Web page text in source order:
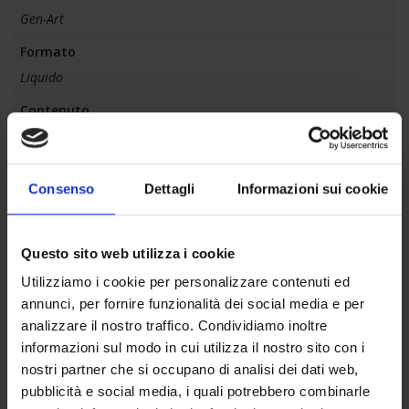
Consenso Dettagli Informazioni sui cookie
Questo sito web utilizza i cookie
Utilizziamo i cookie per personalizzare contenuti ed
annunci, per fornire funzionalità dei social media e per
analizzare il nostro traffico. Condividiamo inoltre
informazioni sul modo in cui utilizza il nostro sito con i
nostri partner che si occupano di analisi dei dati web,
pubblicità e social media, i quali potrebbero combinarle
Gen-Art
Formato
Liquido
Contenuto
500 ml
Confezione
12 pz
Trasparente
Plus
Carbon Removal, Microfilm Technology, Risolve partenze a
freddo difficoltose, Barriera molecolare, dotato di speciale
cannula
Applicazioni